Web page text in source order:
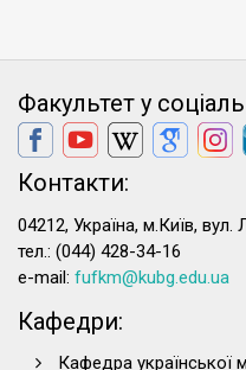
Факультет у
Контакти:
04212, Україна, м.Київ,
тел.: (044) 428-34-16
e-mail: fufkm@kubg.edu.ua
Кафедри:
Кафедра української